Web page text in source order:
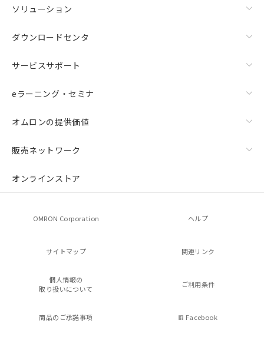
ソリューション
ダウンロードセンタ
サービスサポート
eラーニング・セミナ
オムロンの提供価値
販売ネットワーク
オンラインストア
OMRON Corporation ヘルプ
サイトマップ 関連リンク
個人情報の
取り扱いについて
ご利用条件
商品のご承諾事項 Facebook